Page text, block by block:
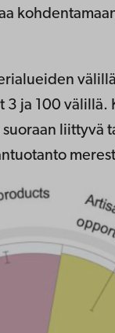
ja 100 välillä.
liittyvä